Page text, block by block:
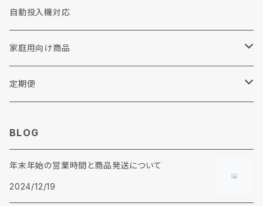
各種助剤
糊剤
柔軟剤
加工剤
前処理剤
コインランドリー
衣料リフォーム・修理
その他
手袋
手洗い洗剤
自動投入機対応
家庭用向け商品
リンナイ
定期便
BLOG
年末年始の営業時間と商品発送について
2024/12/19